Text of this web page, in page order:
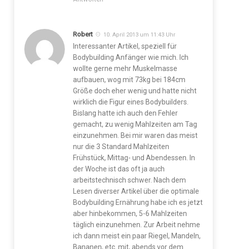
Robert 10. April 2013 um 11:43 Uhr
Interessanter Artikel, speziell für
Bodybuilding Anfänger wie mich. Ich
wollte gerne mehr Muskelmasse
aufbauen, wog mit 73kg bei 184cm
Größe doch eher wenig und hatte nicht
wirklich die Figur eines Bodybuilders.
Bislang hatte ich auch den Fehler
gemacht, zu wenig Mahlzeiten am Tag
einzunehmen. Bei mir waren das meist
nur die 3 Standard Mahlzeiten
Frühstück, Mittag- und Abendessen. In
der Woche ist das oft ja auch
arbeitstechnisch schwer. Nach dem
Lesen diverser Artikel über die optimale
Bodybuilding Ernährung habe ich es jetzt
aber hinbekommen, 5-6 Mahlzeiten
täglich einzunehmen. Zur Arbeit nehme
ich dann meist ein paar Riegel, Mandeln,
Bananen, etc. mit, abends vor dem